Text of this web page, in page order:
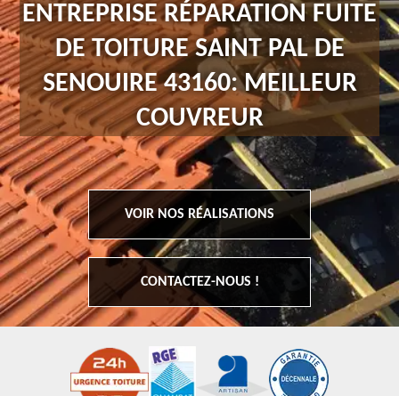
ENTREPRISE RÉPARATION FUITE
DE TOITURE SAINT PAL DE
SENOUIRE 43160: MEILLEUR
COUVREUR
VOIR NOS RÉALISATIONS
CONTACTEZ-NOUS !